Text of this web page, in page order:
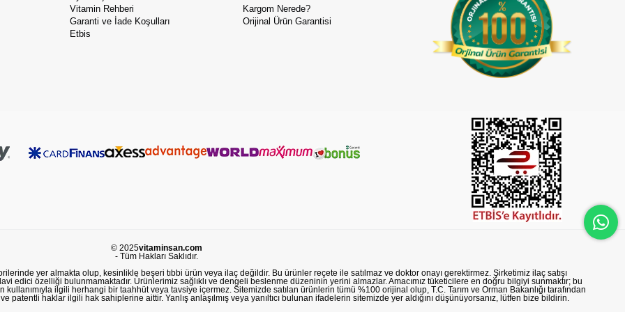
Vitamin Rehberi
Garanti ve İade Koşulları
Etbis
Kargom Nerede?
Orijinal Ürün Garantisi
© 2025vitaminsan.com
- Tüm Hakları Saklıdır.
yer almakta olup, kesinlikle beşeri tıbbi ürün veya ilaç değildir. Bu ürünler reçete ile satılmaz ve doktor onayı gerektirmez. Şirketimiz ilaç satışı
edici özelliği bulunmamaktadır. Ürünlerimiz sağlıklı ve dengeli beslenme düzeninin yerini almazlar. Amacımız tüketicilere en doğru bilgiyi sunmaktır; bu
ilgili herhangi bir taahhüt veya tavsiye içermez. Sitemizde satılan ürünlerin tümü %100 orijinal olup, T.C. Tarım ve Orman Bakanlığı tarafından
patentli haklar ilgili hak sahiplerine aittir. Yanlış anlaşılmış veya yanıltıcı bulunan ifadelerin sitemizde yer aldığını düşünüyorsanız, lütfen bize bildirin.